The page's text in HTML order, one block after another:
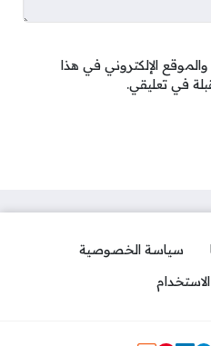
الإلكتروني في هذا
في تعليقي.
سياسة الخصوصية
الاستخدام